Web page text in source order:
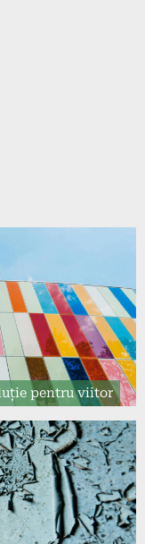
pentru viitor